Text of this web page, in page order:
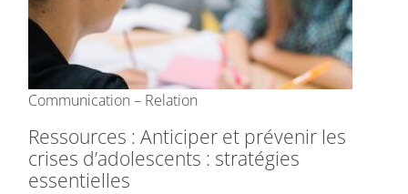
Communication – Relation
Ressources : Anticiper et prévenir les
crises d’adolescents : stratégies
essentielles